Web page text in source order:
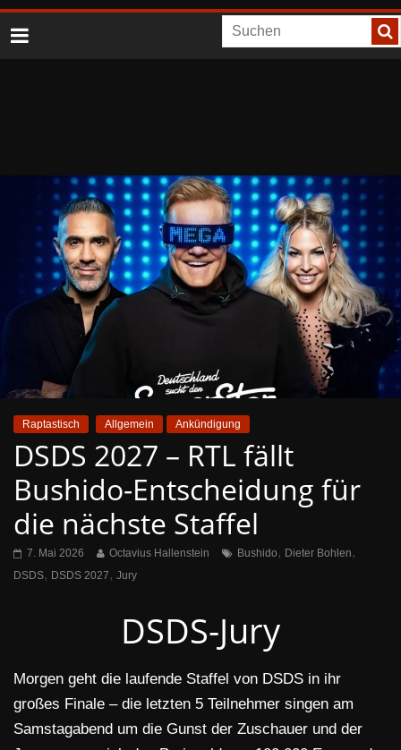
Raptastisch Allgemein Ankündigung
DSDS 2027 – RTL fällt
Bushido-Entscheidung für
die nächste Staffel
7. Mai 2026 Octavius Hallenstein Bushido, Dieter Bohlen,
DSDS, DSDS 2027, Jury
DSDS-Jury
Morgen geht die laufende Staffel von DSDS in ihr
großes Finale – die letzten 5 Teilnehmer singen am
Samstagabend um die Gunst der Zuschauer und der